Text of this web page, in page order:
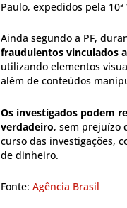
Paulo, expedidos pela
Ainda segundo a PF,
fraudulentos vinculados
utilizando elementos
além de conteúdos
Os investigados podem
verdadeiro, sem prejuízo
curso das investigações,
de dinheiro.
Fonte: Agência Brasil